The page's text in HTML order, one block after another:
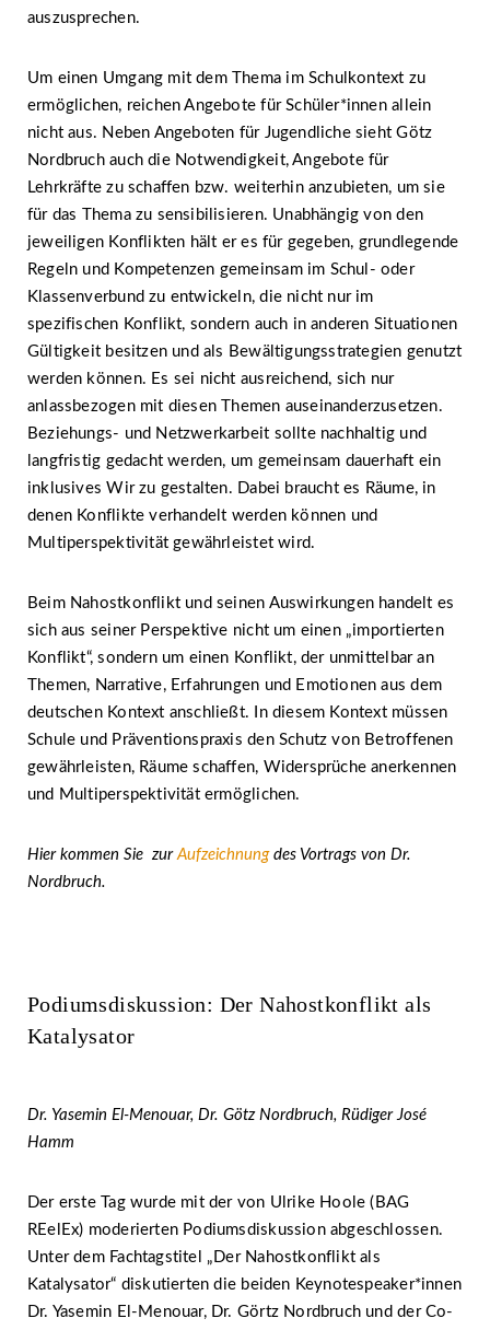
auszusprechen.
Um einen Umgang mit dem Thema im Schulkontext zu
ermöglichen, reichen Angebote für Schüler*innen allein
nicht aus. Neben Angeboten für Jugendliche sieht Götz
Nordbruch auch die Notwendigkeit, Angebote für
Lehrkräfte zu schaffen bzw. weiterhin anzubieten, um sie
für das Thema zu sensibilisieren. Unabhängig von den
jeweiligen Konflikten hält er es für gegeben, grundlegende
Regeln und Kompetenzen gemeinsam im Schul- oder
Klassenverbund zu entwickeln, die nicht nur im
spezifischen Konflikt, sondern auch in anderen Situationen
Gültigkeit besitzen und als Bewältigungsstrategien genutzt
werden können. Es sei nicht ausreichend, sich nur
anlassbezogen mit diesen Themen auseinanderzusetzen.
Beziehungs- und Netzwerkarbeit sollte nachhaltig und
langfristig gedacht werden, um gemeinsam dauerhaft ein
inklusives Wir zu gestalten. Dabei braucht es Räume, in
denen Konflikte verhandelt werden können und
Multiperspektivität gewährleistet wird.
Beim Nahostkonflikt und seinen Auswirkungen handelt es
sich aus seiner Perspektive nicht um einen „importierten
Konflikt“, sondern um einen Konflikt, der unmittelbar an
Themen, Narrative, Erfahrungen und Emotionen aus dem
deutschen Kontext anschließt. In diesem Kontext müssen
Schule und Präventionspraxis den Schutz von Betroffenen
gewährleisten, Räume schaffen, Widersprüche anerkennen
und Multiperspektivität ermöglichen.
Hier kommen Sie zurAufzeichnungdes Vortrags von Dr.
Nordbruch.
Podiumsdiskussion: Der Nahostkonflikt als
Katalysator
Dr. Yasemin El-Menouar, Dr. Götz Nordbruch, Rüdiger José
Hamm
Der erste Tag wurde mit der von Ulrike Hoole (BAG
REelEx) moderierten Podiumsdiskussion abgeschlossen.
Unter dem Fachtagstitel „Der Nahostkonflikt als
Katalysator“ diskutierten die beiden Keynotespeaker*innen
Dr. Yasemin El-Menouar, Dr. Görtz Nordbruch und der Co-